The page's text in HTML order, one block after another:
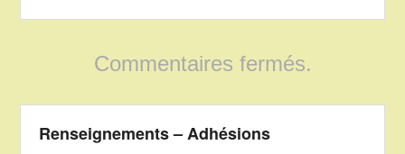
Commentaires fermés.
Renseignements – Adhésions